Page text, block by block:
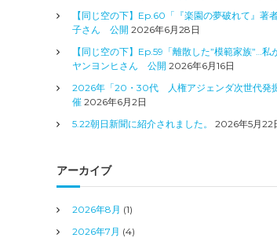
【同じ空の下】Ep.60「『楽園の夢破れて』著
子さん 公開 2026年6月28日
【同じ空の下】Ep.59「離散した”模範家族”…私
ヤンヨンヒさん 公開 2026年6月16日
2026年「20・30代 人権アジェンダ次世代発
催 2026年6月2日
5.22朝日新聞に紹介されました。
2026年5月22
アーカイブ
2026年8月 (1)
2026年7月 (4)